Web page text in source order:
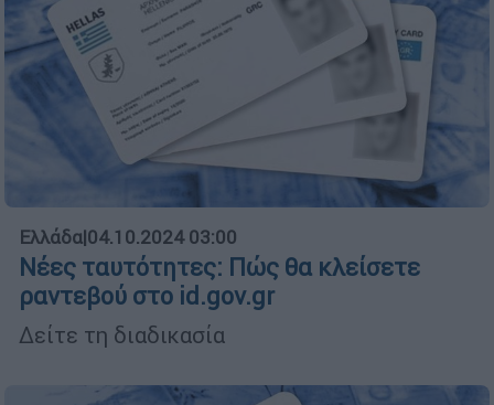
Ελλάδα|04.10.2024 03:00
Νέες ταυτότητες: Πώς θα κλείσετε
ραντεβού στο id.gov.gr
Δείτε τη διαδικασία